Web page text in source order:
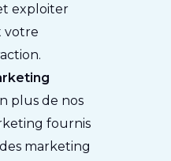
exploiter
votre
plus de nos
fournis
marketing